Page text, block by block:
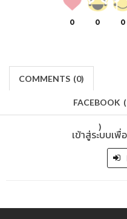
0 0 0
COMMENTS (0)
FACEBOOK (
)
เข้าสู่ระบบเ